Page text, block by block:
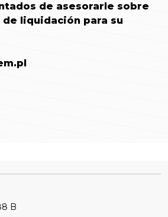
de asesorarle sobre
liquidación para su
B